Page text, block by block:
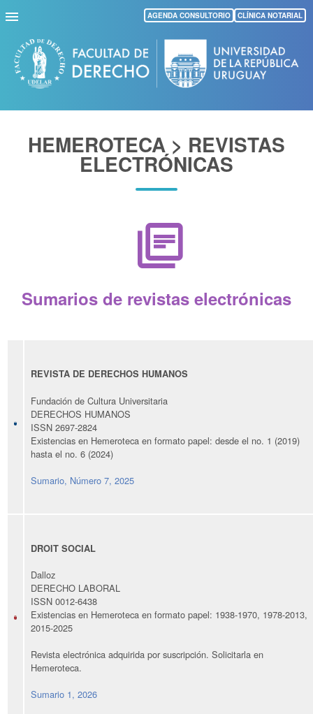
Pasar
al
contenido
principal
AGENDA CONSULTORIO CLÍNICA NOTARIAL
HEMEROTECA > REVISTAS
ELECTRÓNICAS
library_books
Sumarios de revistas electrónicas
REVISTA DE DERECHOS HUMANOS
Fundación de Cultura Universitaria
DERECHOS HUMANOS
ISSN 2697-2824
Existencias en Hemeroteca en formato papel: desde el no. 1 (2019)
hasta el no. 6 (2024)
Sumario, Número 7, 2025
DROIT SOCIAL
Dalloz
DERECHO LABORAL
ISSN 0012-6438
Existencias en Hemeroteca en formato papel: 1938-1970, 1978-2013,
2015-2025
Revista electrónica adquirida por suscripción. Solicitarla en
Hemeroteca.
Sumario 1, 2026